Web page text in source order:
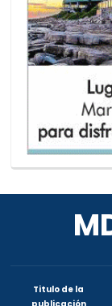
Titulo de la